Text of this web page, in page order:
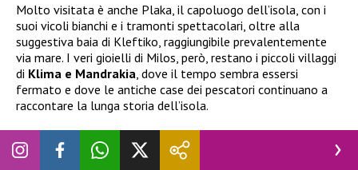
Molto visitata è anche Plaka, il capoluogo dell’isola, con i
suoi vicoli bianchi e i tramonti spettacolari, oltre alla
suggestiva baia di Kleftiko, raggiungibile prevalentemente
via mare. I veri gioielli di Milos, però, restano i piccoli villaggi
di Klima e Mandrakia , dove il tempo sembra essersi
fermato e dove le antiche case dei pescatori continuano a
raccontare la lunga storia dell’isola.
è proseguito anche a Kimolos,
una piccola isola situata a meno di un chilometro da Milos